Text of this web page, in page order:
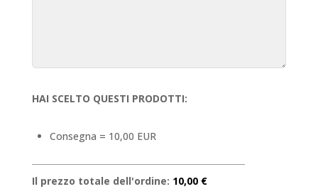
HAI SCELTO QUESTI PRODOTTI:
Consegna = 10,00 EUR
Il prezzo totale dell'ordine: 10,00 €